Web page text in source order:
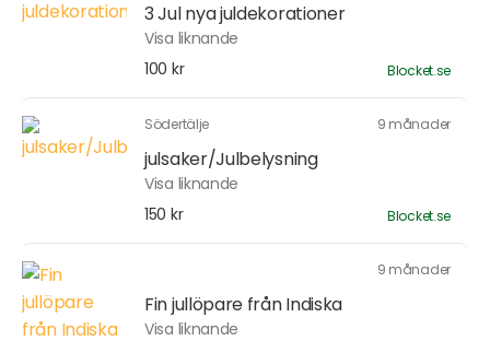
3 Jul nya juldekorationer
Visa liknande
100 kr
Blocket.se
Södertälje 9 månader
julsaker/Julbelysning
Visa liknande
150 kr
Blocket.se
9 månader
Fin jullöpare från Indiska
Visa liknande